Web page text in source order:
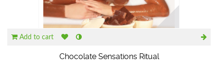
Add to cart
Chocolate Sensations Ritual